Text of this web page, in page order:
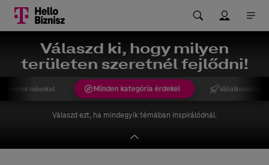
Válaszd ki, hogy milyen
területen szeretnél fejlődni!
Minden kategória érdekel Vállalkozást
másokat
Válaszd ezt, ha mindegyik témában inspirálódnál.